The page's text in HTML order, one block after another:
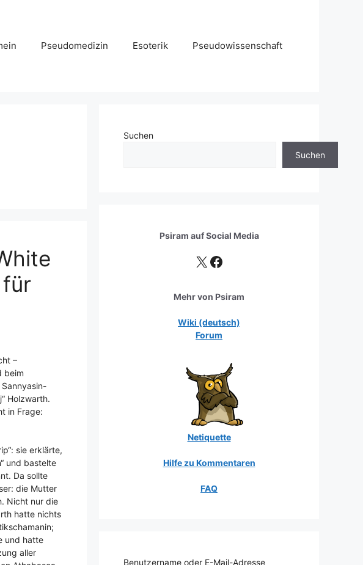
Pseudomedizin Esoterik Pseudowissenschaft
–
beim
Holzwarth.
in Frage:
sie erklärte,
und bastelte
Da sollte
die Mutter
Nicht nur die
hatte nichts
und hatte
aller
Suchen
Suchen
Psiram aufSocial Media
X Facebook
Mehr von Psiram
Wiki (deutsch)
Forum
Netiquette
Hilfe zu Kommentaren
FAQ
Benutzername oder E-Mail-Adresse